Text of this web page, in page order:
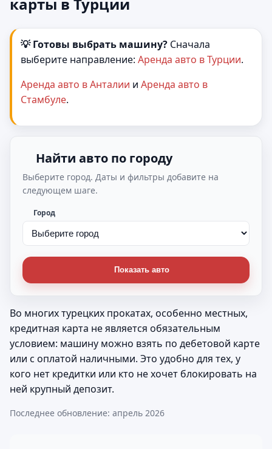
💡 Готовы выбрать машину? Сначала
выберите направление: Аренда авто в Турции.
Аренда авто в Анталии и Аренда авто в
Стамбуле.
Найти авто по городу
Выберите город. Даты и фильтры добавите на
следующем шаге.
Город
Показать авто
Во многих турецких прокатах, особенно местных,
кредитная карта не является обязательным
условием: машину можно взять по дебетовой карте
или с оплатой наличными. Это удобно для тех, у
кого нет кредитки или кто не хочет блокировать на
ней крупный депозит.
Последнее обновление: апрель 2026